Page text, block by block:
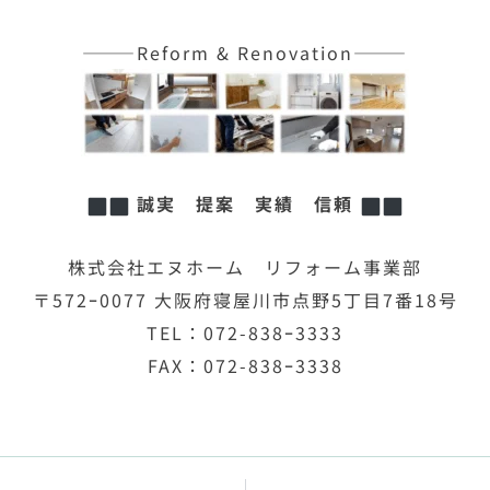
———Reform & Renovation———
誠実 提案 実績 信頼
株式会社エヌホーム リフォーム事業部
〒572ｰ0077 大阪府寝屋川市点野5丁目7番18号
TEL：072-838ｰ3333
FAX：072-838ｰ3338